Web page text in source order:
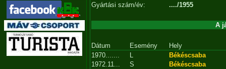
Gyártási szám/év:
..../1955
A
Dátum Esemény
Hely
1970.......
L
Békéscsaba
1972.11...
S
Békéscsaba